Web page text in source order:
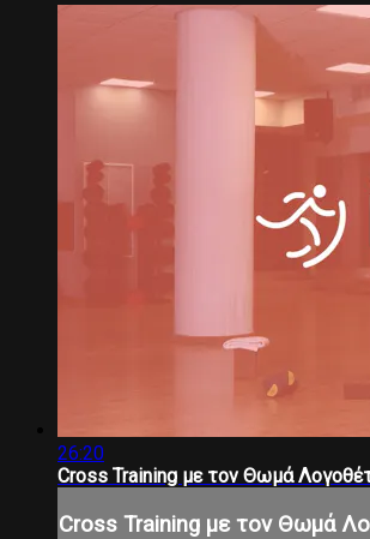
26:20
Cross Training με τον Θωμά
Cross Training με τον Θωμά